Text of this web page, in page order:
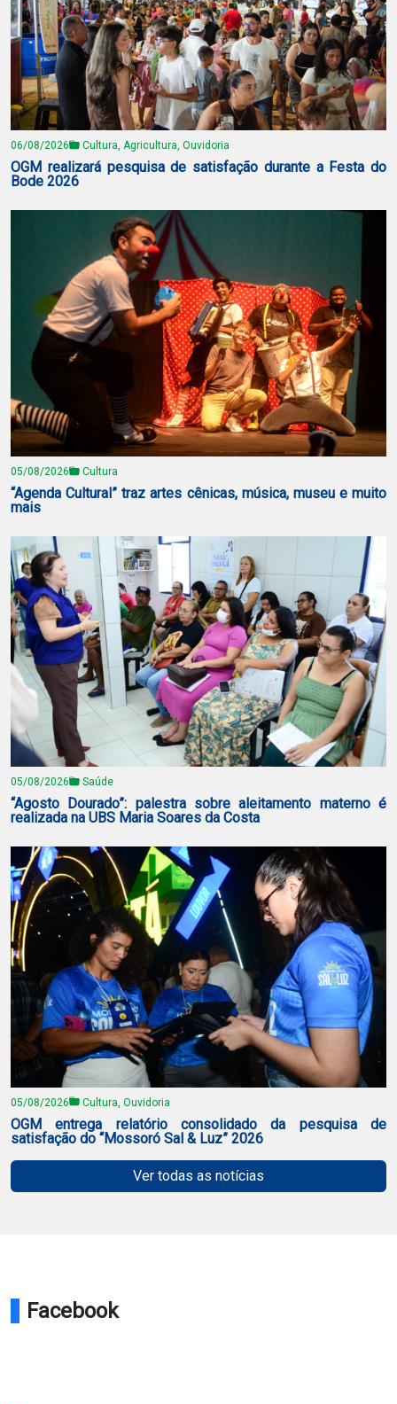
06/08/2026 Cultura, Agricultura, Ouvidoria
OGM realizará pesquisa de satisfação durante a Festa do
Bode 2026
05/08/2026 Cultura
“Agenda Cultural” traz artes cênicas, música, museu e muito
mais
05/08/2026 Saúde
“Agosto Dourado”: palestra sobre aleitamento materno é
realizada na UBS Maria Soares da Costa
05/08/2026 Cultura, Ouvidoria
OGM entrega relatório consolidado da pesquisa de
satisfação do “Mossoró Sal & Luz” 2026
Ver todas as notícias
Facebook